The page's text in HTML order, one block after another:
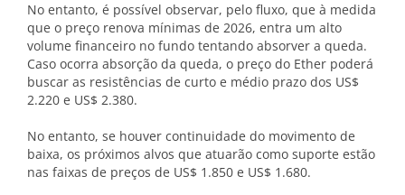
No entanto, é possível observar, pelo fluxo, que à medida
que o preço renova mínimas de 2026, entra um alto
volume financeiro no fundo tentando absorver a queda.
Caso ocorra absorção da queda, o preço do Ether poderá
buscar as resistências de curto e médio prazo dos US$
2.220 e US$ 2.380.
No entanto, se houver continuidade do movimento de
baixa, os próximos alvos que atuarão como suporte estão
nas faixas de preços de US$ 1.850 e US$ 1.680.